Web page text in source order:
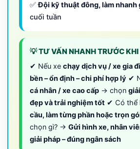
✅Đội kỹ thuật đông, làm nhanh
cuối tuần
💡 TƯ VẤN NHANH TRƯỚC
✔ Nếu xe chạy dịch vụ / xe gia
bền – ổn định – chi phí hợp lý ✔
cá nhân / xe cao cấp → chọn
đẹp và trải nghiệm tốt ✔ Có thể
cầu, làm từng phần hoặc trọn
chọn gì? → Gửi hình xe, nhân
giải pháp – đúng ngân sách